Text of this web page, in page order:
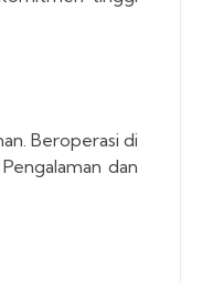
Beroperasi di
dan